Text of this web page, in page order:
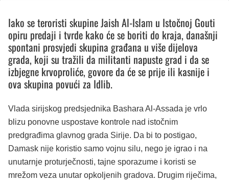
Iako se teroristi skupine Jaish Al-Islam u Istočnoj Gouti
opiru predaji i tvrde kako će se boriti do kraja, današnji
spontani prosvjedi skupina građana u više dijelova
grada, koji su tražili da militanti napuste grad i da se
izbjegne krvoproliće, govore da će se prije ili kasnije i
ova skupina povući za Idlib.
Vlada sirijskog predsjednika Bashara Al-Assada je vrlo
blizu ponovne uspostave kontrole nad istočnim
predgrađima glavnog grada Sirije. Da bi to postigao,
Damask nije koristio samo vojnu silu, nego je igrao i na
unutarnje proturječnosti, tajne sporazume i koristi se
mrežom veza unutar opkoljenih gradova. Drugim riječima,